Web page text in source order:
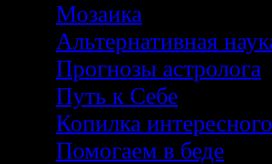
Мозаика
Альтернативная
Прогнозы астролога
Путь к Себе
Копилка интересного
Помогаем в беде